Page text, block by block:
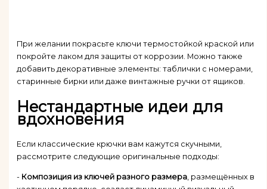
При желании покрасьте ключи термостойкой краской или
покройте лаком для защиты от коррозии. Можно также
добавить декоративные элементы: таблички с номерами,
старинные бирки или даже винтажные ручки от ящиков.
Нестандартные идеи для
вдохновения
Если классические крючки вам кажутся скучными,
рассмотрите следующие оригинальные подходы:
- Композиция из ключей разного размера, размещённых в